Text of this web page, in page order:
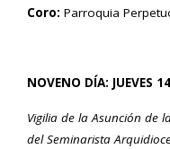
Coro: Parroquia
NOVENO DÍA: JUEVES
Vigilia de la Asunción de
del Seminarista